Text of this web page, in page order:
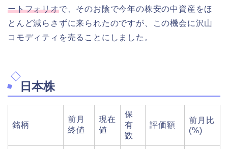
ートフォリオで、そのお陰で今年の株安の中資産をほ
とんど減らさずに来られたのですが、この機会に沢山
コモディティを売ることにしました。
日本株
銘柄
前月
終値
現在
値
保
有
数
評価額
前月比
(%)